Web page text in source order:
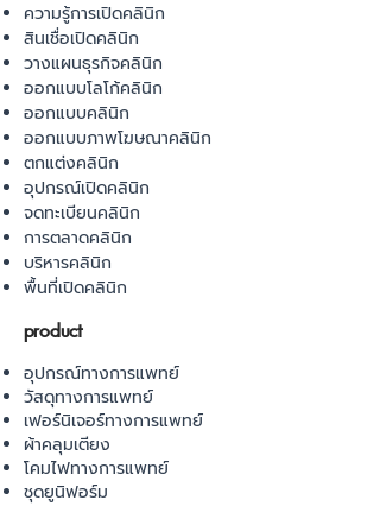
ความรู้การเปิดคลินิก
สินเชื่อเปิดคลินิก
วางแผนธุรกิจคลินิก
ออกแบบโลโก้คลินิก
ออกแบบคลินิก
ออกแบบภาพโฆษณาคลินิก
ตกแต่งคลินิก
อุปกรณ์เปิดคลินิก
จดทะเบียนคลินิก
การตลาดคลินิก
บริหารคลินิก
พื้นที่เปิดคลินิก
product
อุปกรณ์ทางการแพทย์
วัสดุทางการแพทย์
เฟอร์นิเจอร์ทางการแพทย์
ผ้าคลุมเตียง
โคมไฟทางการแพทย์
ชุดยูนิฟอร์ม